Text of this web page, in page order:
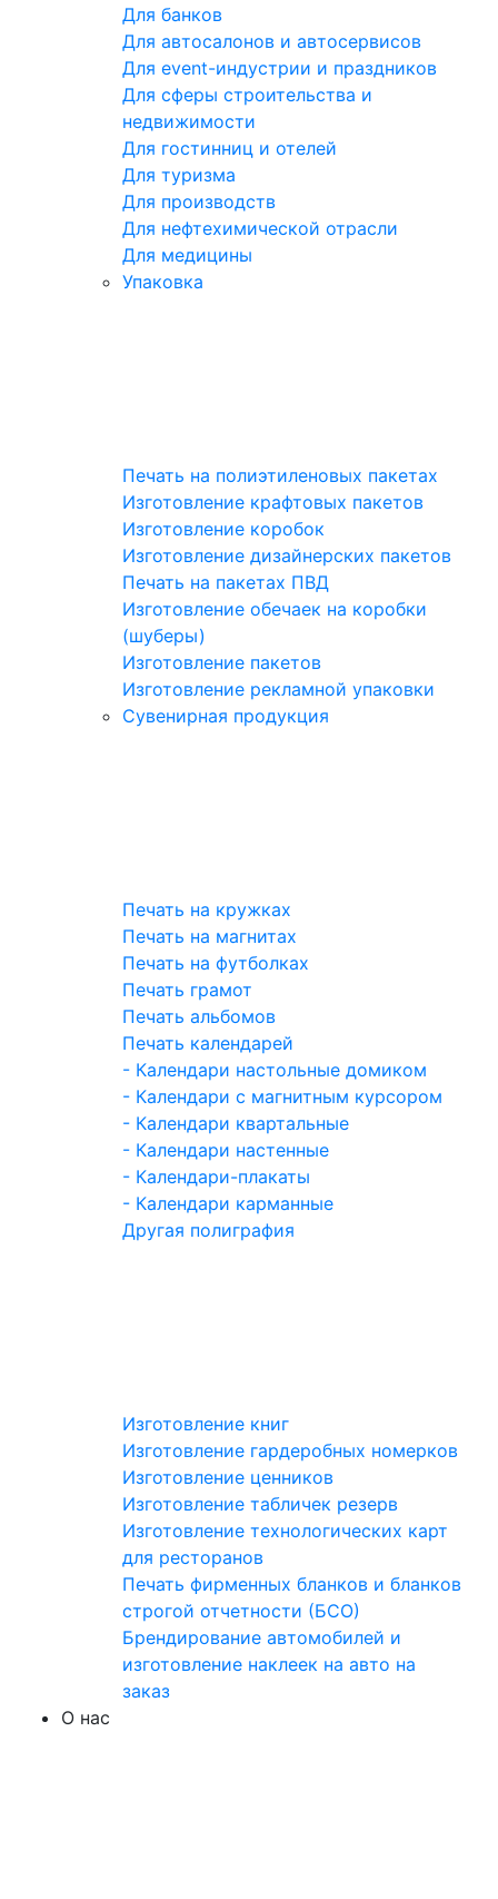
Для банков
Для автосалонов и автосервисов
Для event-индустрии и праздников
Для сферы строительства и
недвижимости
Для гостинниц и отелей
Для туризма
Для производств
Для нефтехимической отрасли
Для медицины
Упаковка
Печать на полиэтиленовых пакетах
Изготовление крафтовых пакетов
Изготовление коробок
Изготовление дизайнерских пакетов
Печать на пакетах ПВД
Изготовление обечаек на коробки
(шуберы)
Изготовление пакетов
Изготовление рекламной упаковки
Сувенирная продукция
Печать на кружках
Печать на магнитах
Печать на футболках
Печать грамот
Печать альбомов
Печать календарей
- Календари настольные домиком
- Календари с магнитным курсором
- Календари квартальные
- Календари настенные
- Календари-плакаты
- Календари карманные
Другая полиграфия
Изготовление книг
Изготовление гардеробных номерков
Изготовление ценников
Изготовление табличек резерв
Изготовление технологических карт
для ресторанов
Печать фирменных бланков и бланков
строгой отчетности (БСО)
Брендирование автомобилей и
изготовление наклеек на авто на
заказ
О нас